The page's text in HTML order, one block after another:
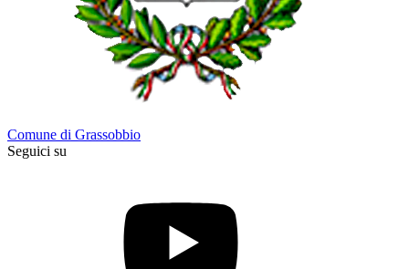
Comune di Grassobbio
Seguici su